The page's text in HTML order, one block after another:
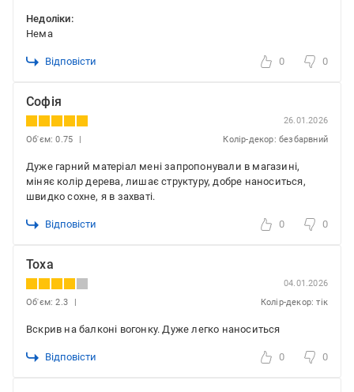
Недоліки:
Нема
Відповісти 0 0
Софія
26.01.2026
Об'єм: 0.75
Колір-декор: безбарвний
Дуже гарний матеріал мені запропонували в магазині,
міняє колір дерева, лишає структуру, добре наноситься,
швидко сохне, я в захваті.
Відповісти 0 0
Тоха
04.01.2026
Об'єм: 2.3
Колір-декор: тік
Вскрив на балконі вогонку. Дуже легко наноситься
Відповісти 0 0